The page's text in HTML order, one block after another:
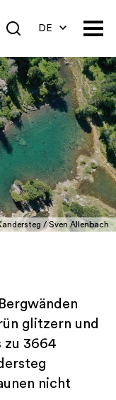
DE
FR
/ Sven Allenbach
glitzern und
zu 3664
nicht